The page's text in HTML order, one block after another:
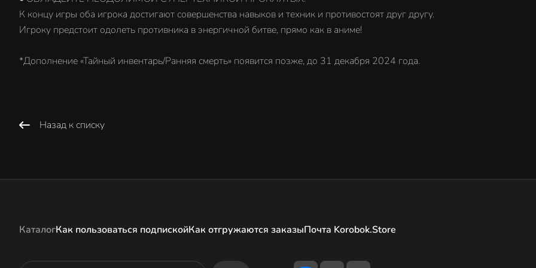
К концу игры оба игрока достигают совершенства навыков и техник и противостоят друг другу.
Игроку предстоит одолеть противника в энергичной битве, прямо как в аниме!
*Дополнение «Тайный инвентарь/Ранняя смерть» появится позже, до 31 декабря 2024 года.
Назад к списку
КаталогКак пользоваться подпискойКак отгружаются заказыПочта Korobok.Store